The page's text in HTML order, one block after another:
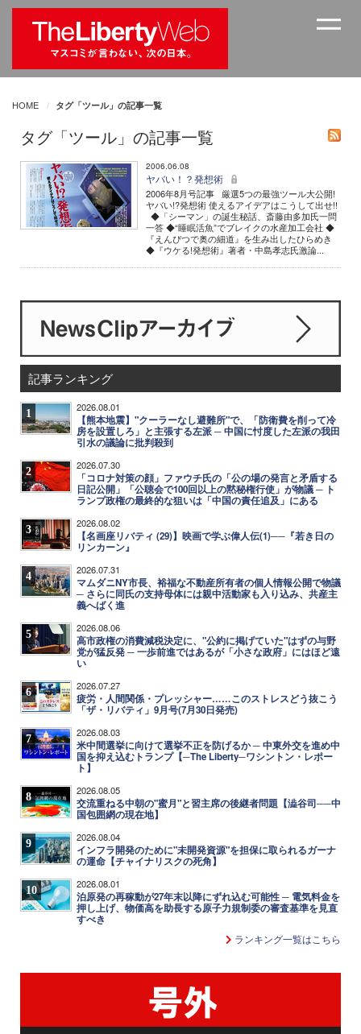
HOME タグ「ツール」の記事一覧
タグ「ツール」の記事一覧
2006.06.08
ヤバい！？発想術
2006年8月号記事 厳選5つの最強ツール大公開!
ヤバい!?発想術 使えるアイデアはこうして出せ!!
◆「シーマン」の誕生秘話、斎藤由多加氏一問
一答 ◆“睡眠活魚”でブレイクの水産加工会社 ◆
『えんぴつで奥の細道』を生み出したひらめき
◆『ウケる!発想術』著者・中島孝志氏激論...
記事ランキング
1 2026.08.01
【熊本地震】"クーラーなし避難所"で、「防衛費を削って冷
房を設置しろ」と主張する左派 ─ 中国に忖度した左派の我田
引水の議論に批判殺到
2 2026.07.30
「コロナ対策の顔」ファウチ氏の「公の場の発言と矛盾する
日記公開」「公聴会で100回以上の黙秘権行使」が物議 ─ ト
ランプ政権の最終的な狙いは「中国の責任追及」にある
3 2026.08.02
【名画座リバティ (29)】映画で学ぶ偉人伝(1)──『若き日の
リンカーン』
4 2026.07.31
マムダニNY市長、裕福な不動産所有者の個人情報公開で物議
─ さらに同氏の支持母体には親中活動家も入り込み、共産主
義へばく進
5 2026.08.06
高市政権の消費減税決定に、"公約に掲げていた"はずの与野
党が猛反発 ─ 一歩前進ではあるが「小さな政府」にはほど遠
い
6 2026.07.27
疲労・人間関係・プレッシャー……このストレスどう抜こう
「ザ・リバティ」9月号(7月30日発売)
7 2026.08.03
米中間選挙に向けて選挙不正を防げるか ─ 中東外交を進め中
国を抑え込むトランプ【─The Liberty─ワシントン・レポー
ト】
8 2026.08.05
交流重ねる中朝の"蜜月"と習主席の後継者問題【澁谷司──中
国包囲網の現在地】
9 2026.08.04
インフラ開発のために"未開発資源"を担保に取られるガーナ
の運命【チャイナリスクの死角】
10 2026.08.01
泊原発の再稼動が27年末以降にずれ込む可能性 ─ 電気料金を
押し上げ、物価高を助長する原子力規制委の審査基準を見直
すべき
ランキング一覧はこちら